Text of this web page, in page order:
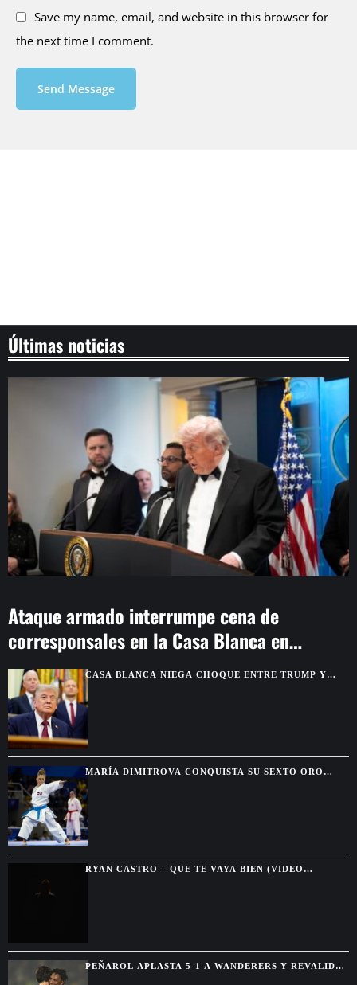
Save my name, email, and website in this browser for
the next time I comment.
Send Message
Últimas noticias
Ataque armado interrumpe cena de
corresponsales en la Casa Blanca en
WashingtonCASA BLANCA NIEGA CHOQUE ENTRE TRUMP Y
HEGSETH POR RESERVAS DE MUNICIONES
MARÍA DIMITROVA CONQUISTA SU SEXTO ORO
CONSECUTIVO Y SE DESPIDE DEL KATA INDIVIDUAL
RYAN CASTRO – QUE TE VAYA BIEN (VIDEO
PEÑAROL APLASTA 5-1 A WANDERERS Y REVALIDA